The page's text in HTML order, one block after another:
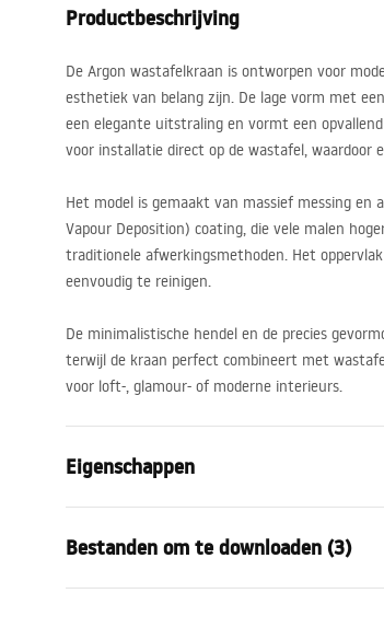
Productbeschrijving
De Argon wastafelkraan is ontworpen voor
esthetiek van belang zijn. De lage vorm met
een elegante uitstraling en vormt een
voor installatie direct op de wastafel, waardoor
Het model is gemaakt van massief messing
Vapour Deposition) coating, die vele malen
traditionele afwerkingsmethoden. Het
eenvoudig te reinigen.
De minimalistische hendel en de precies
terwijl de kraan perfect combineert met
voor loft-, glamour- of moderne interieurs.
Eigenschappen
Montagewijze
Kleur
Bestanden om te downloaden (3)